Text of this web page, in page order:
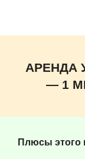
АРЕНДА
— 1
Плюсы этого